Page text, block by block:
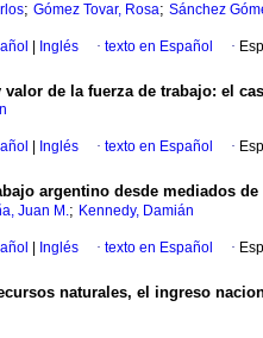
; Gómez Tovar, Rosa; Sánchez
Inglés · texto en Español ·
valor de la fuerza de trabajo: el
Inglés · texto en Español ·
argentino desde mediados
Juan M.; Kennedy, Damián
Inglés · texto en Español ·
naturales, el ingreso